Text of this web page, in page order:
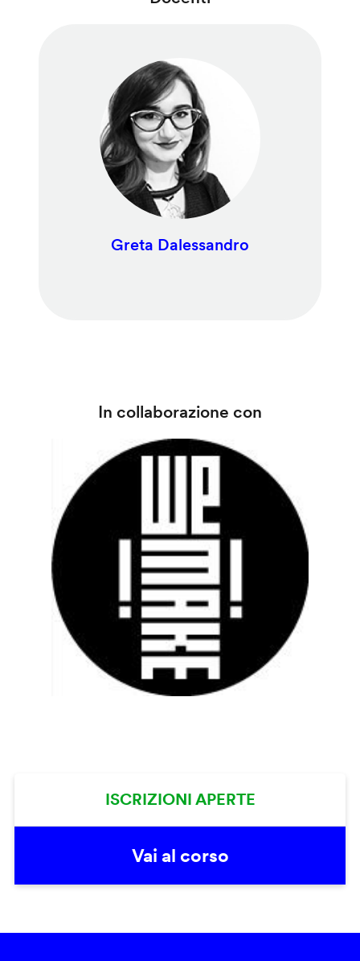
Greta Dalessandro
In collaborazione con
ISCRIZIONI APERTE
Vai al corso